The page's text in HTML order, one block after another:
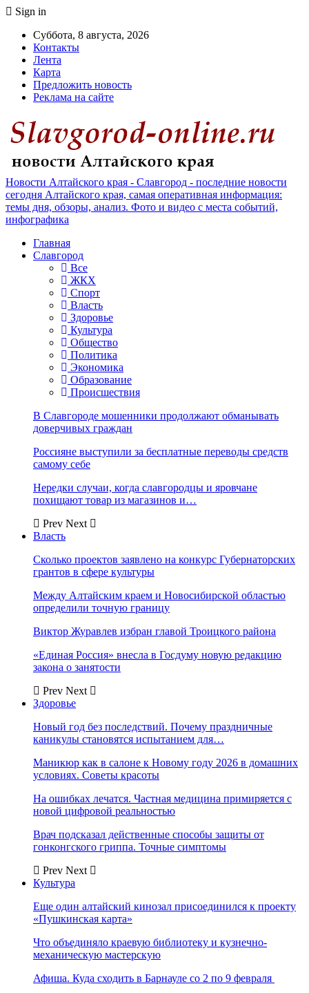
Sign in
Суббота, 8 августа, 2026
Контакты
Лента
Карта
Предложить новость
Реклама на сайте
Новости Алтайского края - Славгород - последние новости
сегодня Алтайского края, самая оперативная информация:
темы дня, обзоры, анализ. Фото и видео с места событий,
инфографика
Главная
Славгород
Все
ЖКХ
Спорт
Власть
Здоровье
Культура
Общество
Политика
Экономика
Образование
Происшествия
В Славгороде мошенники продолжают обманывать
доверчивых граждан
Россияне выступили за бесплатные переводы средств
самому себе
Нередки случаи, когда славгородцы и яровчане
похищают товар из магазинов и…
Prev Next
Власть
Сколько проектов заявлено на конкурс Губернаторских
грантов в сфере культуры
Между Алтайским краем и Новосибирской областью
определили точную границу
Виктор Журавлев избран главой Троицкого района
«Единая Россия» внесла в Госдуму новую редакцию
закона о занятости
Prev Next
Здоровье
Новый год без последствий. Почему праздничные
каникулы становятся испытанием для…
Маникюр как в салоне к Новому году 2026 в домашних
условиях. Советы красоты
На ошибках лечатся. Частная медицина примиряется с
новой цифровой реальностью
Врач подсказал действенные способы защиты от
гонконгского гриппа. Точные симптомы
Prev Next
Культура
Еще один алтайский кинозал присоединился к проекту
«Пушкинская карта»
Что объединяло краевую библиотеку и кузнечно-
механическую мастерскую
Афиша. Куда сходить в Барнауле со 2 по 9 февраля